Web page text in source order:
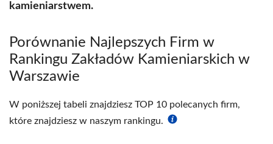
kamieniarstwem.
Porównanie Najlepszych Firm w
Rankingu Zakładów Kamieniarskich w
Warszawie
W poniższej tabeli znajdziesz TOP 10 polecanych firm,
które znajdziesz w naszym rankingu.